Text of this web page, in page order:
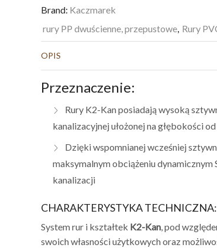
Brand: Kaczmarek
rury PP dwuścienne, przepustowe, Rury
OPIS
Przeznaczenie:
Rury K2-Kan posiadają wysoką
kanalizacyjnej ułożonej na głębokości
Dzięki wspomnianej wcześniej
maksymalnym obciążeniu
kanalizacji
CHARAKTERYSTYKA TECHNICZNA:
System rur i kształtek K2-Kan, pod
swoich własności użytkowych oraz